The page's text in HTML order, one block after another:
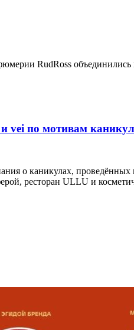
RudRoss
vei по мотивам каникул
о каникулах,
ресторан ULLU и